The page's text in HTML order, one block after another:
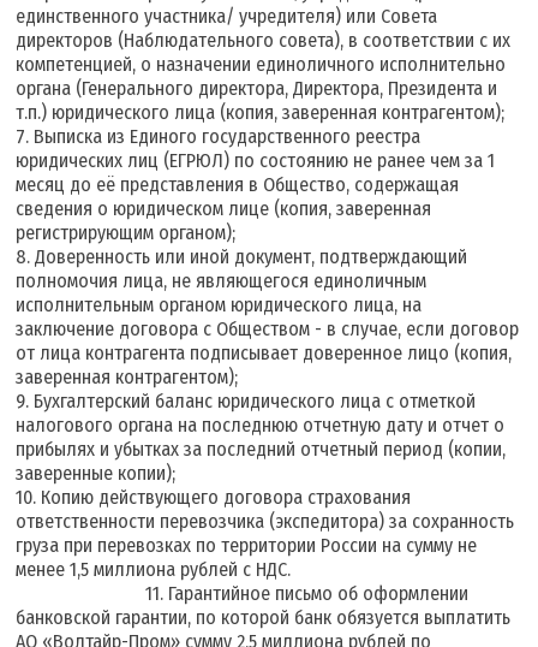
единственного участника/ учредителя) или Совета
директоров (Наблюдательного совета), в соответствии с их
компетенцией, о назначении единоличного исполнительно
органа (Генерального директора, Директора, Президента и
т.п.) юридического лица (копия, заверенная контрагентом);
7. Выписка из Единого государственного реестра
юридических лиц (ЕГРЮЛ) по состоянию не ранее чем за 1
месяц до её представления в Общество, содержащая
сведения о юридическом лице (копия, заверенная
регистрирующим органом);
8. Доверенность или иной документ, подтверждающий
полномочия лица, не являющегося единоличным
исполнительным органом юридического лица, на
заключение договора с Обществом - в случае, если договор
от лица контрагента подписывает доверенное лицо (копия,
заверенная контрагентом);
9. Бухгалтерский баланс юридического лица с отметкой
налогового органа на последнюю отчетную дату и отчет о
прибылях и убытках за последний отчетный период (копии,
заверенные копии);
10. Копию действующего договора страхования
ответственности перевозчика (экспедитора) за сохранность
груза при перевозках по территории России на сумму не
менее 1,5 миллиона рублей с НДС.
11. Гарантийное письмо об оформлении
банковской гарантии, по которой банк обязуется выплатить
АО «Волтайр-Пром» сумму 2,5 миллиона рублей по